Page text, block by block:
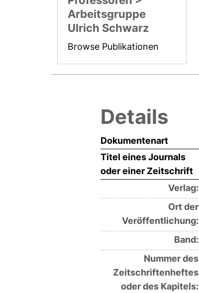
Arbeitsgruppe
Ulrich Schwarz
Browse Publikationen
Details
Dokumentenart
Titel eines Journals
oder einer Zeitschrift
Verlag:
Ort der
Veröffentlichung:
Band:
Nummer des
Zeitschriftenheftes
oder des Kapitels: